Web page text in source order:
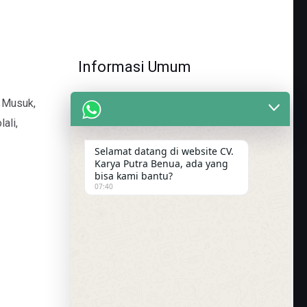
Musuk,
Informasi Umum
Company Profile
Lowongan Pekerjaan
Loker Perkebunan Sawit 2022
Desclaimer
Kebijakan Privasi
Selamat datang di website CV.
Karya Putra Benua, ada yang
bisa kami bantu?
07:40